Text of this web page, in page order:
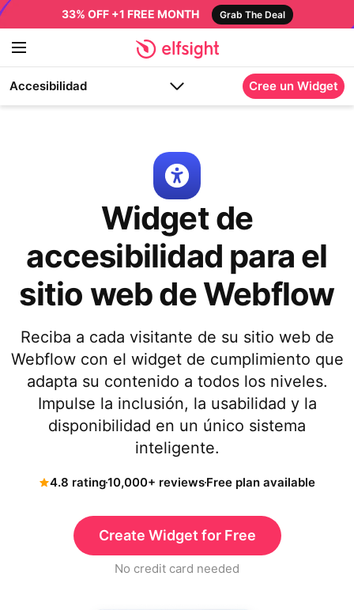
33% OFF +1 FREE MONTH Grab The Deal
Accesibilidad Cree un Widget
Widget de
accesibilidad para el
sitio web de Webflow
Reciba a cada visitante de su sitio web de
Webflow con el widget de cumplimiento que
adapta su contenido a todos los niveles.
Impulse la inclusión, la usabilidad y la
disponibilidad en un único sistema
inteligente.
4.8 rating10,000+ reviewsFree plan available
Create Widget for Free
No credit card needed